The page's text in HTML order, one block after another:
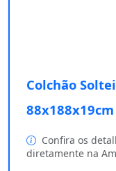
Colchão
Confira os
diretamente na